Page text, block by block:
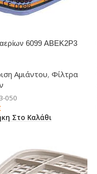
6099 ABEK2P3
Αμιάντου, Φίλτρα
050
Στο Καλάθι